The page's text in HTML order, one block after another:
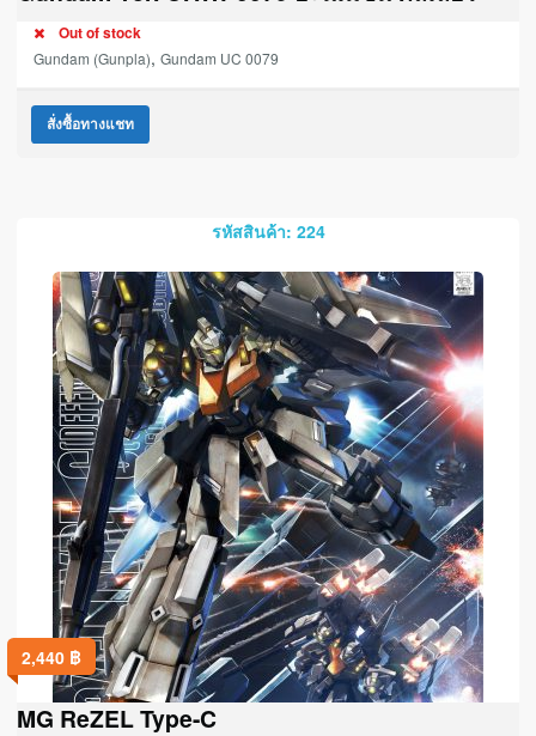
Out of stock
Gundam (Gunpla), Gundam UC 0079
สั่งซื้อทางแชท
รหัสสินค้า: 224
2,440 ฿
MG ReZEL Type-C